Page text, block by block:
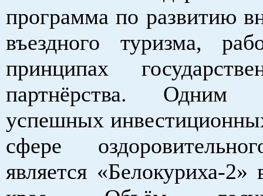
программа по развитию
въездного туризма,
принципах
партнёрства.
успешных
сфере
является «Белокуриха-